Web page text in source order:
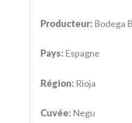
Producteur: Bodega
Pays: Espagne
Région: Rioja
Cuvée: Negu